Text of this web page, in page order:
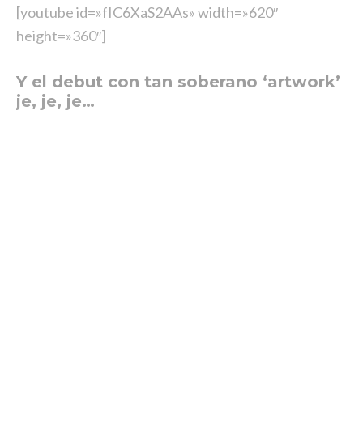
[youtube id=»fIC6XaS2AAs» width=»620″
height=»360″]
Y el debut con tan soberano ‘artwork’
je, je, je…